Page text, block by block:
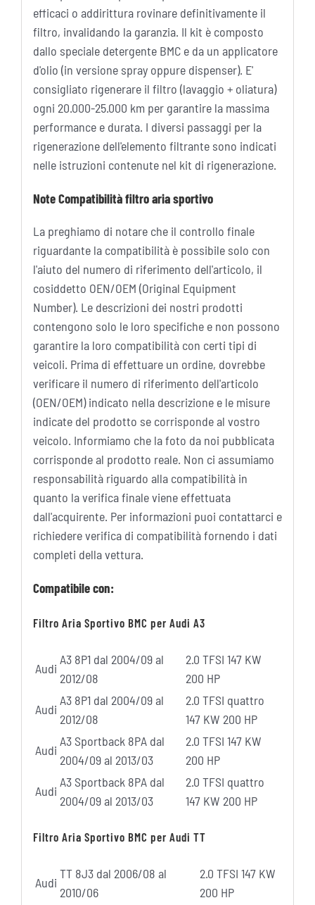
efficaci o addirittura rovinare definitivamente il
filtro, invalidando la garanzia. Il kit è composto
dallo speciale detergente BMC e da un applicatore
d'olio (in versione spray oppure dispenser). E'
consigliato rigenerare il filtro (lavaggio + oliatura)
ogni 20.000-25.000 km per garantire la massima
performance e durata. I diversi passaggi per la
rigenerazione dell'elemento filtrante sono indicati
nelle istruzioni contenute nel kit di rigenerazione.
Note Compatibilità filtro aria sportivo
La preghiamo di notare che il controllo finale
riguardante la compatibilità è possibile solo con
l'aiuto del numero di riferimento dell'articolo, il
cosiddetto OEN/OEM (Original Equipment
Number). Le descrizioni dei nostri prodotti
contengono solo le loro specifiche e non possono
garantire la loro compatibilità con certi tipi di
veicoli. Prima di effettuare un ordine, dovrebbe
verificare il numero di riferimento dell'articolo
(OEN/OEM) indicato nella descrizione e le misure
indicate del prodotto se corrisponde al vostro
veicolo. Informiamo che la foto da noi pubblicata
corrisponde al prodotto reale. Non ci assumiamo
responsabilità riguardo alla compatibilità in
quanto la verifica finale viene effettuata
dall'acquirente. Per informazioni puoi contattarci e
richiedere verifica di compatibilità fornendo i dati
completi della vettura.
Compatibile con:
Filtro Aria Sportivo BMC per Audi A3
Audi
A3 8P1 dal 2004/09 al
2012/08
2.0 TFSI 147 KW
200 HP
Audi
A3 8P1 dal 2004/09 al
2012/08
2.0 TFSI quattro
147 KW 200 HP
Audi
A3 Sportback 8PA dal
2004/09 al 2013/03
2.0 TFSI 147 KW
200 HP
Audi
A3 Sportback 8PA dal
2004/09 al 2013/03
2.0 TFSI quattro
147 KW 200 HP
Filtro Aria Sportivo BMC per Audi TT
Audi
TT 8J3 dal 2006/08 al
2010/06
2.0 TFSI 147 KW
200 HP